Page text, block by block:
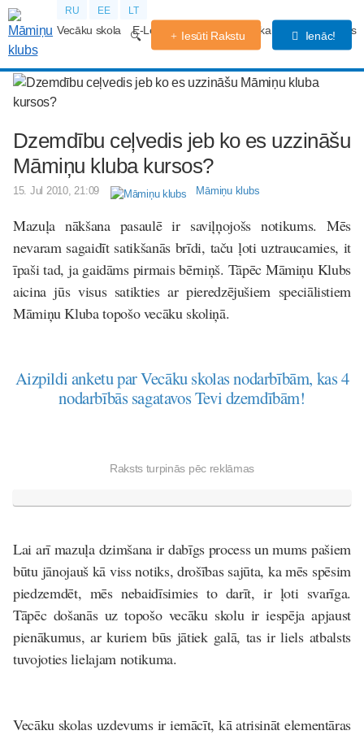
RU EE LT
Vecāku skola E-Lekcijas Grūtniecības kalendārs Forums
Iesūti Rakstu Ienāc!
Dzemdību ceļvedis jeb ko es uzzināšu
Māmiņu kluba kursos?
15. Jul 2010, 21:09 Māmiņu klubs
Mazuļa nākšana pasaulē ir saviļņojošs notikums. Mēs
nevaram sagaidīt satikšanās brīdi, taču ļoti uztraucamies, it
īpaši tad, ja gaidāms pirmais bērniņš. Tāpēc Māmiņu Klubs
aicina jūs visus satikties ar pieredzējušiem speciālistiem
Māmiņu Kluba topošo vecāku skoliņā.
Aizpildi anketu par Vecāku skolas nodarbībām, kas 4
nodarbībās sagatavos Tevi dzemdībām!
Raksts turpinās pēc reklāmas
Lai arī mazuļa dzimšana ir dabīgs process un mums pašiem
būtu jānojauš kā viss notiks, drošības sajūta, ka mēs spēsim
piedzemdēt, mēs nebaidīsimies to darīt, ir ļoti svarīga.
Tāpēc došanās uz topošo vecāku skolu ir iespēja apjaust
pienākumus, ar kuriem būs jātiek galā, tas ir liels atbalsts
tuvojoties lielajam notikuma.
Vecāku skolas uzdevums ir iemācīt, kā atrisināt elementāras